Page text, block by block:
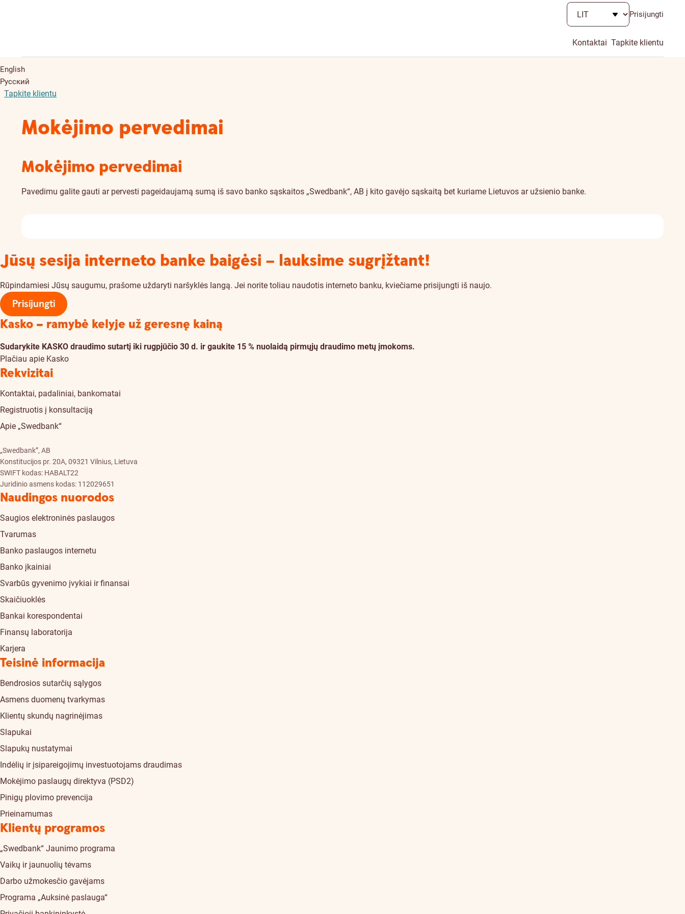
Prisijungti
Kontaktai Tapkite klientu
English
Русский
Tapkite klientu
Mokėjimo pervedimai
Mokėjimo pervedimai
Pavedimu galite gauti ar pervesti pageidaujamą sumą iš savo banko sąskaitos „Swedbank“, AB į kito gavėjo sąskaitą bet kuriame Lietuvos ar užsienio banke.
Jūsų sesija interneto banke baigėsi – lauksime sugrįžtant!
Rūpindamiesi Jūsų saugumu, prašome uždaryti naršyklės langą. Jei norite toliau naudotis interneto banku, kviečiame prisijungti iš naujo.
Prisijungti
Kasko – ramybė kelyje už geresnę kainą
Sudarykite KASKO draudimo sutartį iki rugpjūčio 30 d. ir gaukite 15 % nuolaidą pirmųjų draudimo metų įmokoms.
Plačiau apie Kasko
Rekvizitai
Kontaktai, padaliniai, bankomatai
Registruotis į konsultaciją
Apie „Swedbank“
„Swedbank”, AB
Konstitucijos pr. 20A, 09321 Vilnius, Lietuva
SWIFT kodas: HABALT22
Juridinio asmens kodas: 112029651
Naudingos nuorodos
Saugios elektroninės paslaugos
Tvarumas
Banko paslaugos internetu
Banko įkainiai
Svarbūs gyvenimo įvykiai ir finansai
Skaičiuoklės
Bankai korespondentai
Finansų laboratorija
Karjera
Teisinė informacija
Bendrosios sutarčių sąlygos
Asmens duomenų tvarkymas
Klientų skundų nagrinėjimas
Slapukai
Slapukų nustatymai
Indėlių ir įsipareigojimų investuotojams draudimas
Mokėjimo paslaugų direktyva (PSD2)
Pinigų plovimo prevencija
Prieinamumas
Klientų programos
„Swedbank“ Jaunimo programa
Vaikų ir jaunuolių tėvams
Darbo užmokesčio gavėjams
Programa „Auksinė paslauga“